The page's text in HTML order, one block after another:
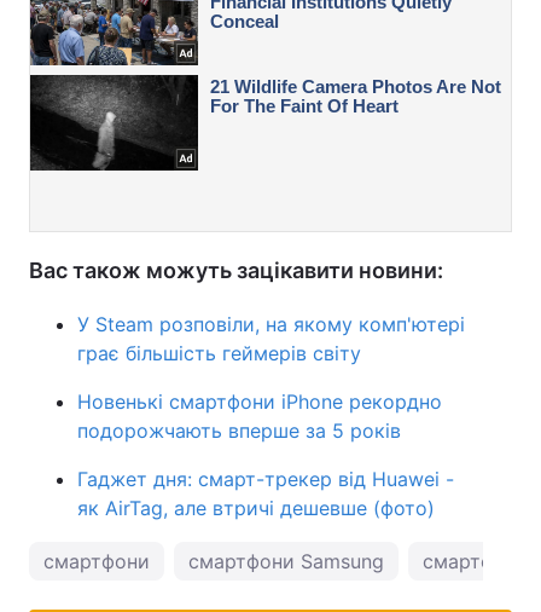
Вас також можуть зацікавити новини:
У Steam розповіли, на якому комп'ютері
грає більшість геймерів світу
Новенькі смартфони iPhone рекордно
подорожчають вперше за 5 років
Гаджет дня: смарт-трекер від Huawei -
як AirTag, але втричі дешевше (фото)
смартфони смартфони Samsung смартфони